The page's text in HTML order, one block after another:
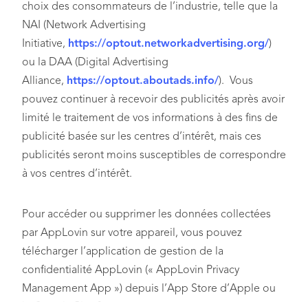
choix des consommateurs de l’industrie, telle que la
NAI (Network Advertising
Initiative, https://optout.networkadvertising.org/)
ou la DAA (Digital Advertising
Alliance, https://optout.aboutads.info/). Vous
pouvez continuer à recevoir des publicités après avoir
limité le traitement de vos informations à des fins de
publicité basée sur les centres d’intérêt, mais ces
publicités seront moins susceptibles de correspondre
à vos centres d’intérêt.
Pour accéder ou supprimer les données collectées
par AppLovin sur votre appareil, vous pouvez
télécharger l’application de gestion de la
confidentialité AppLovin (« AppLovin Privacy
Management App ») depuis l’App Store d’Apple ou